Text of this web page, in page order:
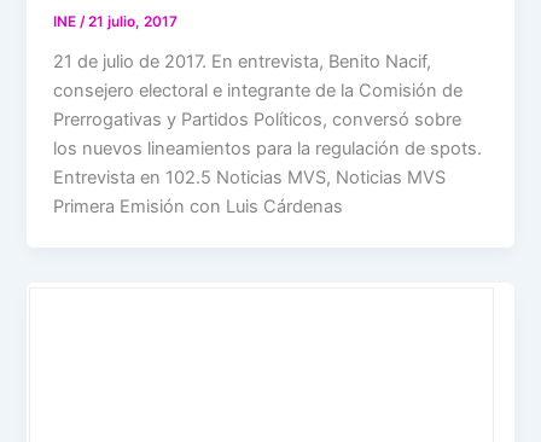
INE/21 julio, 2017
21 de julio de 2017. En entrevista, Benito Nacif,
consejero electoral e integrante de la Comisión de
Prerrogativas y Partidos Políticos, conversó sobre
los nuevos lineamientos para la regulación de spots.
Entrevista en 102.5 Noticias MVS, Noticias MVS
Primera Emisión con Luis Cárdenas